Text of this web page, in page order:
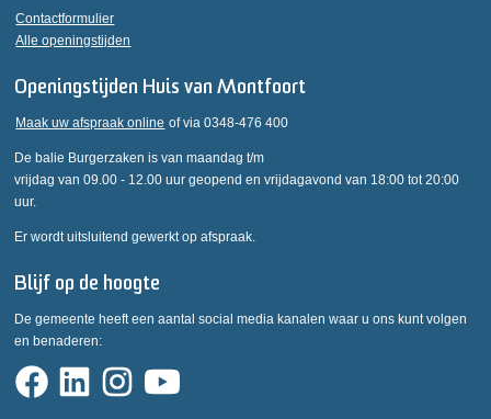
Contactformulier
Alle openingstijden
Openingstijden Huis van Montfoort
Maak uw afspraak online of via 0348-476 400
De balie Burgerzaken is van maandag t/m
vrijdag van 09.00 - 12.00 uur geopend en vrijdagavond van 18:00 tot 20:00
uur.
Er wordt uitsluitend gewerkt op afspraak.
Blijf op de hoogte
De gemeente heeft een aantal social media kanalen waar u ons kunt volgen
en benaderen: